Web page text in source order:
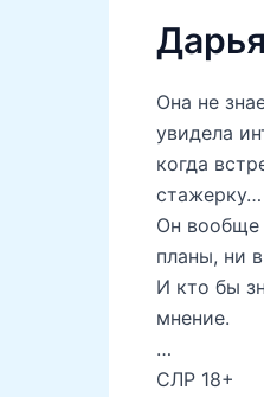
Она не
увидела
когда
стажерку…
Он вообще
планы, ни
И кто бы
мнение.
…
СЛР 18+